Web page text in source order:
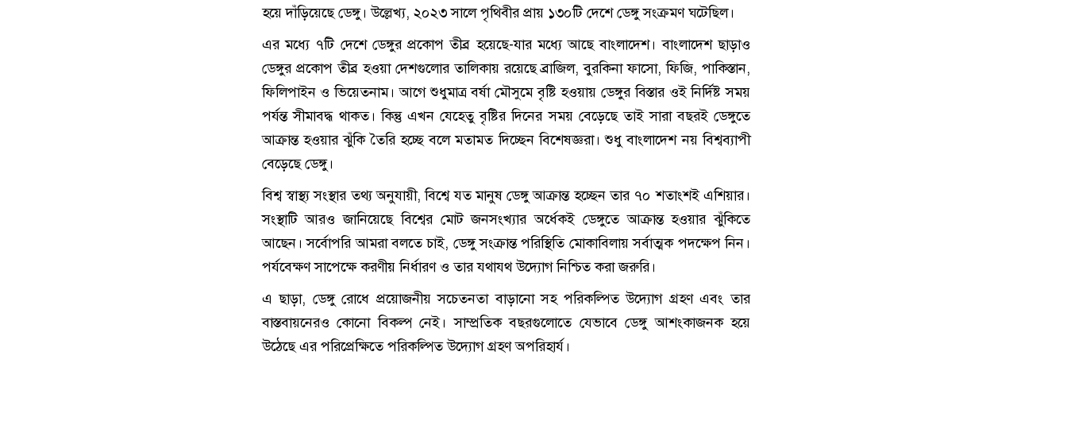
হয়ে দাঁড়িয়েছে ডেঙ্গু। উল্লেখ্য, ২০২৩ সালে পৃথিবীর প্রায় ১৩০টি দেশে ডেঙ্গু সংক্রমণ ঘটেছিল।
এর মধ্যে ৭টি দেশে ডেঙ্গুর প্রকোপ তীব্র হয়েছে-যার মধ্যে আছে বাংলাদেশ। বাংলাদেশ ছাড়াও
ডেঙ্গুর প্রকোপ তীব্র হওয়া দেশগুলোর তালিকায় রয়েছে ব্রাজিল, বুরকিনা ফাসো, ফিজি, পাকিস্তান,
ফিলিপাইন ও ভিয়েতনাম। আগে শুধুমাত্র বর্ষা মৌসুমে বৃষ্টি হওয়ায় ডেঙ্গুর বিস্তার ওই নির্দিষ্ট সময়
পর্যন্ত সীমাবদ্ধ থাকত। কিন্তু এখন যেহেতু বৃষ্টির দিনের সময় বেড়েছে তাই সারা বছরই ডেঙ্গুতে
আক্রান্ত হওয়ার ঝুঁকি তৈরি হচ্ছে বলে মতামত দিচ্ছেন বিশেষজ্ঞরা। শুধু বাংলাদেশ নয় বিশ্বব্যাপী
বেড়েছে ডেঙ্গু।
বিশ্ব স্বাস্থ্য সংস্থার তথ্য অনুযায়ী, বিশ্বে যত মানুষ ডেঙ্গু আক্রান্ত হচ্ছেন তার ৭০ শতাংশই এশিয়ার।
সংস্থাটি আরও জানিয়েছে বিশ্বের মোট জনসংখ্যার অর্ধেকই ডেঙ্গুতে আক্রান্ত হওয়ার ঝুঁকিতে
আছেন। সর্বোপরি আমরা বলতে চাই, ডেঙ্গু সংক্রান্ত পরিস্থিতি মোকাবিলায় সর্বাত্মক পদক্ষেপ নিন।
পর্যবেক্ষণ সাপেক্ষে করণীয় নির্ধারণ ও তার যথাযথ উদ্যোগ নিশ্চিত করা জরুরি।
এ ছাড়া, ডেঙ্গু রোধে প্রয়োজনীয় সচেতনতা বাড়ানো সহ পরিকল্পিত উদ্যোগ গ্রহণ এবং তার
বাস্তবায়নেরও কোনো বিকল্প নেই। সাম্প্রতিক বছরগুলোতে যেভাবে ডেঙ্গু আশংকাজনক হয়ে
উঠেছে এর পরিপ্রেক্ষিতে পরিকল্পিত উদ্যোগ গ্রহণ অপরিহার্য।